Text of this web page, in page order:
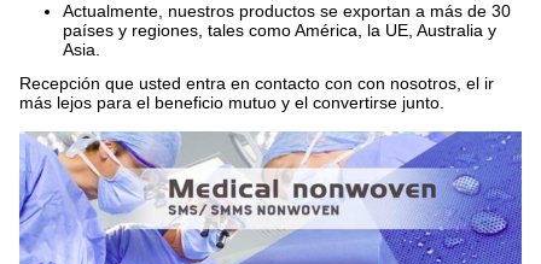
Actualmente, nuestros productos se exportan a más de 30
países y regiones, tales como América, la UE, Australia y
Asia.
Recepción que usted entra en contacto con con nosotros, el ir
más lejos para el beneficio mutuo y el convertirse junto.